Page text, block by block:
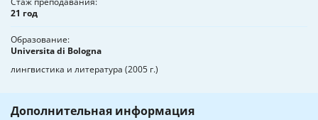
21 год
Образование
Universita di Bologna
лингвистика и литература (2005 г.)
Дополнительная информация